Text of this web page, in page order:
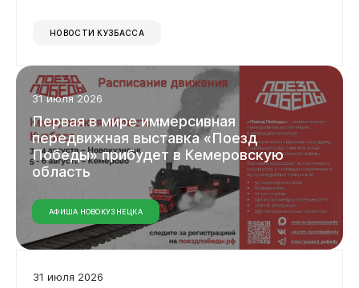
НОВОСТИ КУЗБАССА
31 июля 2026
Перваявмиреиммерсивная
передвижная выставка«Поезд
Победы»прибудет в Кемеровскую
область
АФИША НОВОКУЗНЕЦКА
31 июля 2026